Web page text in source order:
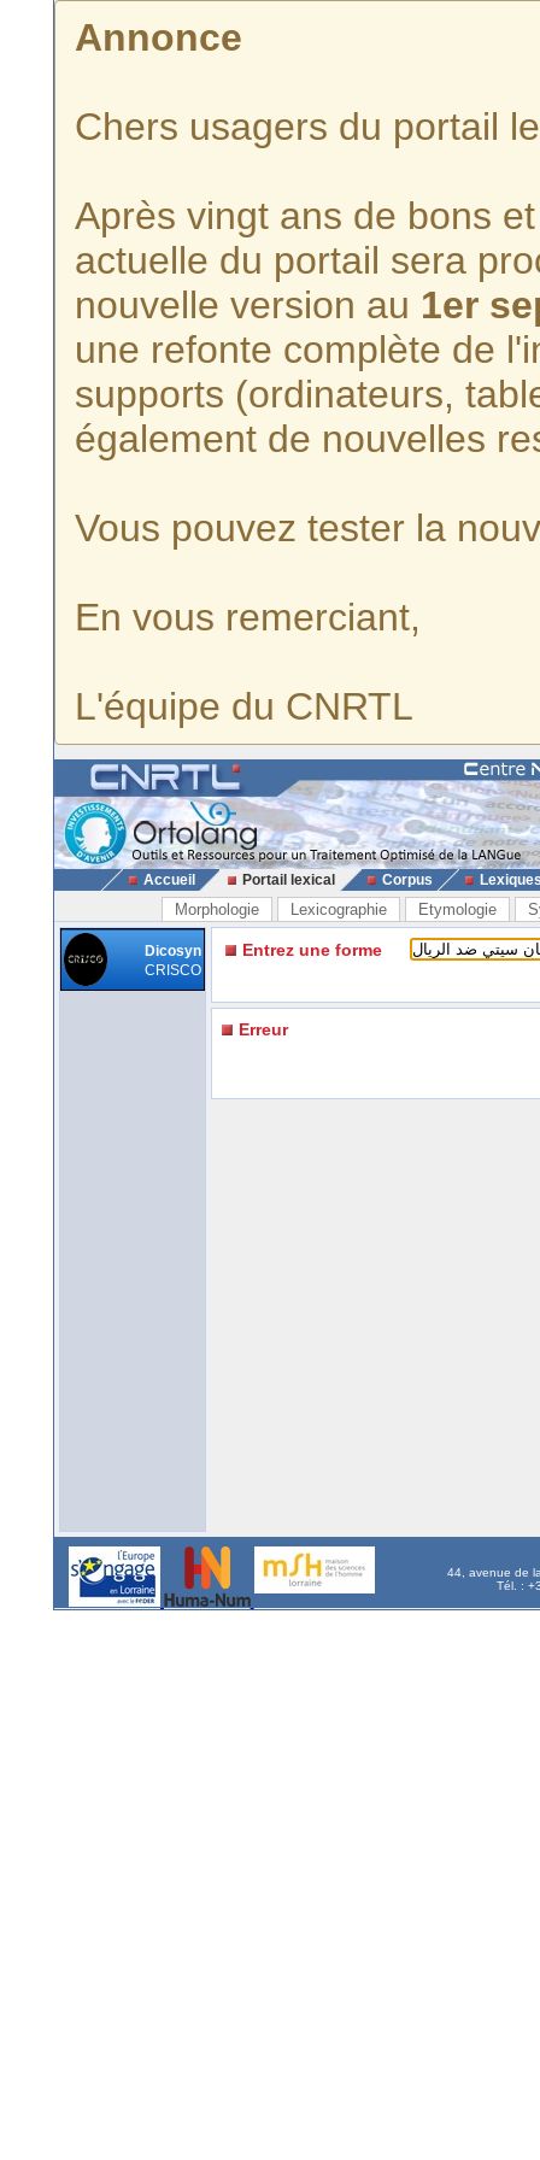
Annonce
Chers usagers du portail
Après vingt ans de bons
actuelle du portail sera
nouvelle version au 1er
une refonte complète de
supports (ordinateurs,
également de nouvelles
Vous pouvez tester la
En vous remerciant,
L'équipe du CNRTL
Accueil Portail lexical Corpus
Morphologie Lexicographie Etymologie
Dicosyn
CRISCO
Entrez une forme
Erreur
44, avenue de
Tél. :